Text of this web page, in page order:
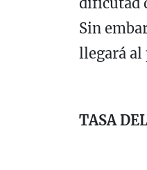
Sin
llegará al
TASA